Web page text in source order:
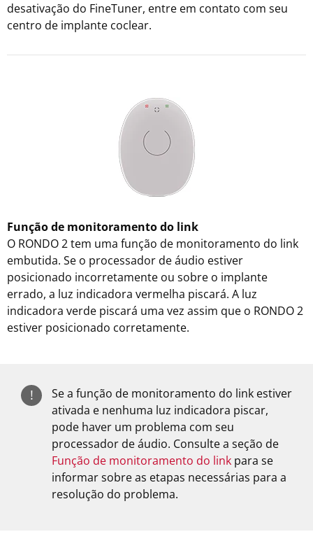
desativação do FineTuner, entre em contato com seu
centro de implante coclear.
Função de monitoramento do link
O RONDO 2 tem uma função de monitoramento do link
embutida. Se o processador de áudio estiver
posicionado incorretamente ou sobre o implante
errado, a luz indicadora vermelha piscará. A luz
indicadora verde piscará uma vez assim que o RONDO 2
estiver posicionado corretamente.
!
Se a função de monitoramento do link estiver
ativada e nenhuma luz indicadora piscar,
pode haver um problema com seu
processador de áudio. Consulte a seção de
Função de monitoramento do linkpara se
informar sobre as etapas necessárias para a
resolução do problema.